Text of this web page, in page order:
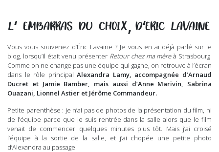
L‘ EMBARRAS DU CHOIX,D‘ERIC LAVAINE
Vous vous souvenez d’Éric Lavaine ? Je vous en ai déjà parlé sur le
blog, lorsqu’il était venu présenter Retour chez ma mèreà Strasbourg.
Comme on ne change pas une équipe qui gagne, on retrouve à l’écran
dans le rôle principalAlexandra Lamy, accompagnée d’Arnaud
Ducret et Jamie Bamber, mais aussi d’Anne Marivin, Sabrina
Ouazani, Lionnel Astier et Jérôme Commandeur.
Petite parenthèse : je n’ai pas de photos de la présentation du film, ni
de l’équipe parce que je suis rentrée dans la salle alors que le film
venait de commencer quelques minutes plus tôt. Mais j’ai croisé
l’équipe à la sortie de la salle, et j’ai chopée une petite photo
d’Alexandra au passage.